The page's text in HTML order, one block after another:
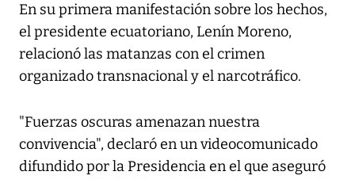
En su primera manifestación sobre los hechos,
el presidente ecuatoriano, Lenín Moreno,
relacionó las matanzas con el crimen
organizado transnacional y el narcotráfico.
"Fuerzas oscuras amenazan nuestra
convivencia", declaró en un videocomunicado
difundido por la Presidencia en el que aseguró